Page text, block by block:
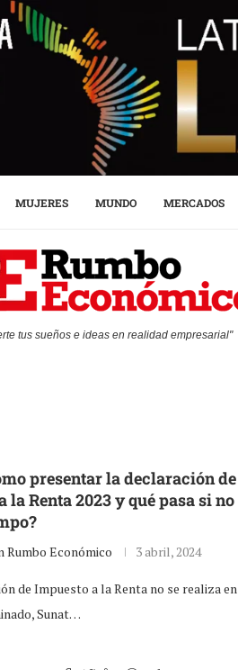
MUJERES MUNDO MERCADOS
tus sueños e ideas en realidad empresarial"
presentar la declaración de
la Renta 2023 y qué pasa si no
Rumbo Económico 3 abril, 2024
de Impuesto a la Renta no se realiza
Sunat…